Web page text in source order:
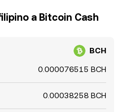
a Bitcoin Cash
BCH
0.000076515 BCH
0.00038258 BCH